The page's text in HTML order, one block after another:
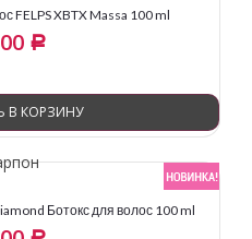
FELPS XBTX Massa 100 ml
Р
В КОРЗИНУ
Ботокс для волос 100 ml